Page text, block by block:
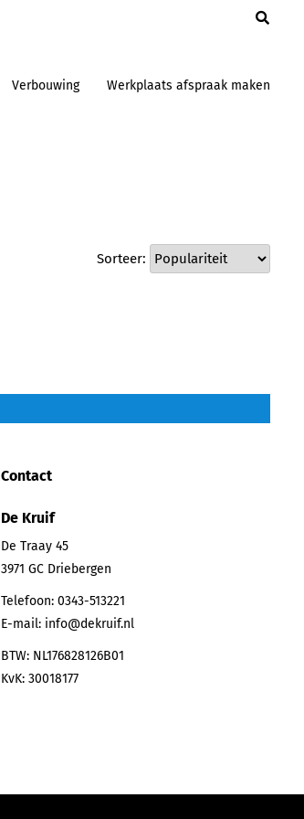
Verbouwing Werkplaats afspraak maken
Sorteer:
Contact
De Kruif
De Traay 45
3971 GC Driebergen
Telefoon: 0343-513221
E-mail: info@dekruif.nl
BTW: NL176828126B01
KvK: 30018177